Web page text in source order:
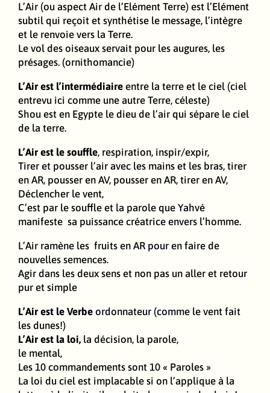
L’Air (ou aspect Air de l’Elément Terre) est l’Elément
subtil qui reçoit et synthétise le message, l’intègre
et le renvoie vers la Terre.
Le vol des oiseaux servait pour les augures, les
présages. (ornithomancie)
L’Air est l’intermédiaire entre la terre et le ciel (ciel
entrevu ici comme une autre Terre, céleste)
Shou est en Egypte le dieu de l’air qui sépare le ciel
de la terre.
L’Air est le souffle, respiration, inspir/expir,
Tirer et pousser l’air avec les mains et les bras, tirer
en AR, pousser en AV, pousser en AR, tirer en AV,
Déclencher le vent,
C’est par le souffle et la parole que Yahvé
manifeste sa puissance créatrice envers l’homme.
L’Air ramène les fruits en AR pour en faire de
nouvelles semences.
Agir dans les deux sens et non pas un aller et retour
pur et simple
L’Air est le Verbe ordonnateur (comme le vent fait
les dunes!)
L’Air est la loi, la décision, la parole,
le mental,
Les 10 commandements sont 10 « Paroles »
La loi du ciel est implacable si on l’applique à la